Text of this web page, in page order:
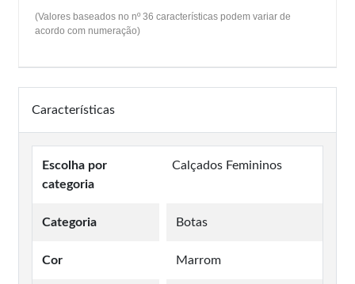
(Valores baseados no nº 36 características podem variar de
acordo com numeração)
Características
Escolha por
categoria
Calçados Femininos
Categoria Botas
Cor Marrom